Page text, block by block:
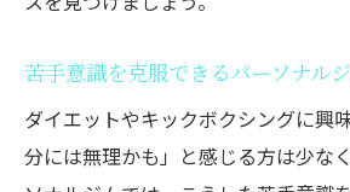
苦手意識を克服できるパーソナル
ダイエットやキックボクシングに興
分には無理かも」と感じる方は少な